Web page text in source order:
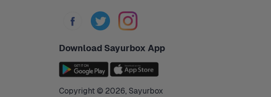
Download Sayurbox App
Copyright © 2026, Sayurbox